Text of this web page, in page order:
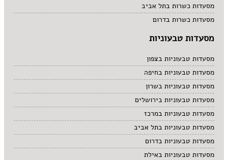
מסעדות כשרות בתל אביב
מסעדות כשרות בדרום
מסעדות טבעוניות
מסעדות טבעוניות בצפון
מסעדות טבעוניות בחיפה
מסעדות טבעוניות בשרון
מסעדות טבעוניות בירושלים
מסעדות טבעוניות במרכז
מסעדות טבעוניות בתל אביב
מסעדות טבעוניות בדרום
מסעדות טבעוניות באילת